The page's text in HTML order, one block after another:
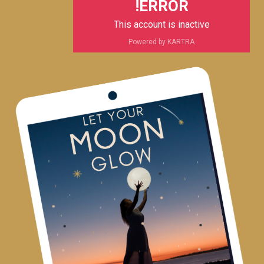
ERROR!
This account is inactive
Powered by KARTRA